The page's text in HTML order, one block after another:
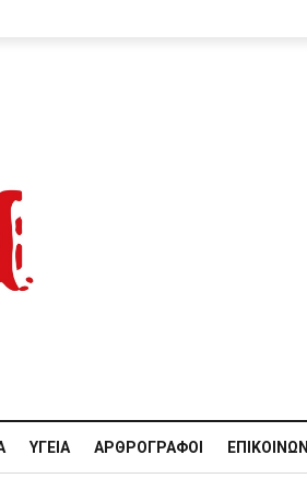
ΥΓΕΊΑ ΑΡΘΡΟΓΡΆΦΟΙ